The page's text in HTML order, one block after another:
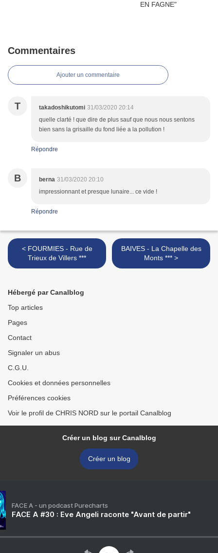
Commentaires
Ajouter un commentaire
T takadoshikutomi 31/03/2020 20:14
quelle clarté ! que dire de plus sauf que nous nous sentons
bien sans la grisaille du fond liée a la pollution !
Répondre
B berna 31/03/2020 20:10
impressionnant et presque lunaire... ce vide !
Répondre
< FOURMIES - Rue de
Trieux de Villers ***
BAIVES - La Chapelle des
Monts *** >
Hébergé par Canalblog
Top articles
Pages
Contact
Signaler un abus
C.G.U.
Cookies et données personnelles
Préférences cookies
Voir le profil de CHRIS NORD sur le portail Canalblog
Créer un blog sur Canalblog
Créer un blog
FACE A - un podcast Purecharts
FACE A #30 : Eve Angeli raconte "Avant de partir"